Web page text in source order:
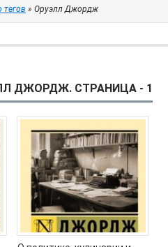
тегов » Оруэлл Джордж
ДЖОРДЖ. СТРАНИЦА - 1